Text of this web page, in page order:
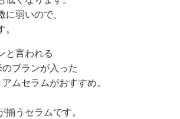
弱いので、
と言われる
ブランが入った
ムセラムがおすすめ。
うセラムです。